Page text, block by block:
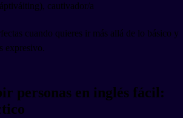
cautivador/a
cuando quieres ir más allá de lo básico y
expresivo.
personas en inglés fácil: